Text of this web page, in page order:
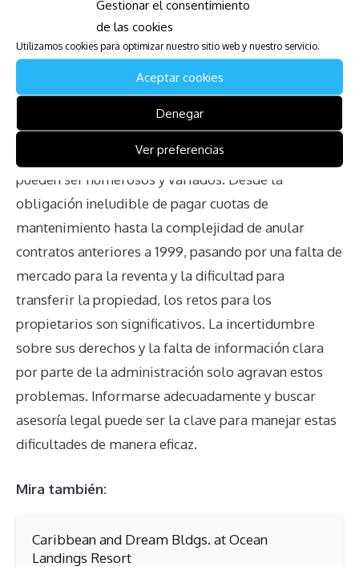
Gestionar el consentimiento
de las cookies
Utilizamos cookies para optimizar nuestro sitio web y nuestro servicio.
Aceptar cookies
Denegar
Ver preferencias
situación de los propietarios, generando confusión y
Los problemas asociados con los contratos de
multipropiedad en Westgate Cocoa Beach Resort
pueden ser numerosos y variados. Desde la
obligación ineludible de pagar cuotas de
mantenimiento hasta la complejidad de anular
contratos anteriores a 1999, pasando por una falta de
mercado para la reventa y la dificultad para
transferir la propiedad, los retos para los
propietarios son significativos. La incertidumbre
sobre sus derechos y la falta de información clara
por parte de la administración solo agravan estos
problemas. Informarse adecuadamente y buscar
asesoría legal puede ser la clave para manejar estas
dificultades de manera eficaz.
Mira también:
Caribbean and Dream Bldgs. at Ocean
Landings Resort